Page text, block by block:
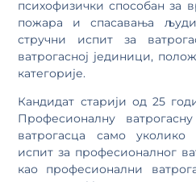
психофизички способан за
пожара и спасавања
стручни испит за
ватрогасној јединици,
категорије.
Кандидат старији од 25
Професионалну
ватрогасца само
испит за професионалног
као професионални